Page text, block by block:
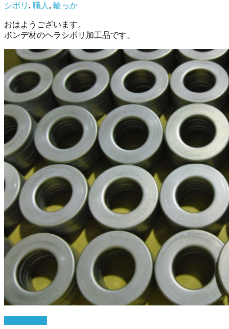
シボリ , 職人 , 輪っか
おはようございます。
ボンデ材のヘラシボリ加工品です。